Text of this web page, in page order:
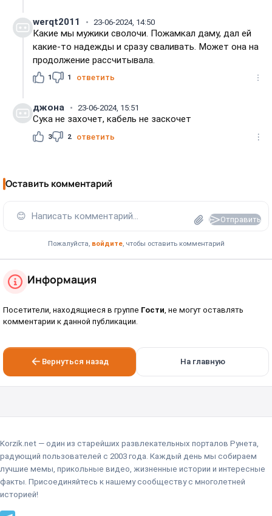
werqt2011 23-06-2024, 14:50
Какие мы мужики сволочи. Пожамкал даму, дал ей
какие-то надежды и сразу сваливать. Может она на
продолжение рассчитывала.
1 1 ответить
джона 23-06-2024, 15:51
Сука не захочет, кабель не заскочет
3 2 ответить
Оставить комментарий
😊 Написать комментарий... Отправить
Пожалуйста, войдите, чтобы оставить комментарий
Информация
Посетители, находящиеся в группе Гости , не могут оставлять
комментарии к данной публикации.
Вернуться назад На главную
Korzik.net — один из старейших развлекательных порталов Рунета,
радующий пользователей с 2003 года. Каждый день мы собираем
лучшие мемы, прикольные видео, жизненные истории и интересные
факты. Присоединяйтесь к нашему сообществу с многолетней
историей!